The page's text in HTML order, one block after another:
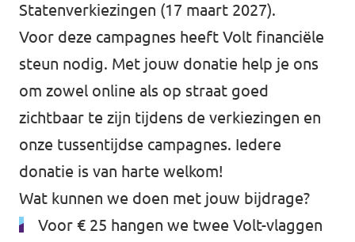
Statenverkiezingen (17 maart 2027).
Voor deze campagnes heeft Volt financiële
steun nodig. Met jouw donatie help je ons
om zowel online als op straat goed
zichtbaar te zijn tijdens de verkiezingen en
onze tussentijdse campagnes. Iedere
donatie is van harte welkom!
Wat kunnen we doen met jouw bijdrage?
Voor € 25 hangen we twee Volt-vlaggen